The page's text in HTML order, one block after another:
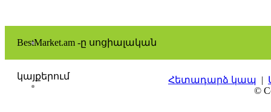
BestMarket.am -ը սոցիալական
կայքերում Հետադարձ կապ |
©